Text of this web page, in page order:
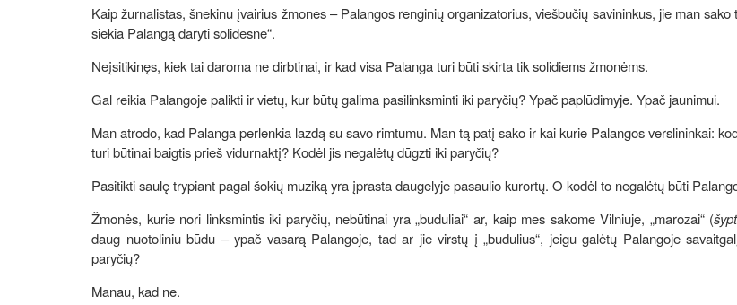
Kaip žurnalistas, šnekinu įvairius žmones – Palangos renginių organizatorius, viešbučių savininkus, jie man sako
siekia Palangą daryti solidesne“.
Neįsitikinęs, kiek tai daroma ne dirbtinai, ir kad visa Palanga turi būti skirta tik solidiems žmonėms.
Gal reikia Palangoje palikti ir vietų, kur būtų galima pasilinksminti iki paryčių? Ypač paplūdimyje. Ypač jaunimui.
Man atrodo, kad Palanga perlenkia lazdą su savo rimtumu. Man tą patį sako ir kai kurie Palangos verslininkai:
turi būtinai baigtis prieš vidurnaktį? Kodėl jis negalėtų dūgzti iki paryčių?
Pasitikti saulę trypiant pagal šokių muziką yra įprasta daugelyje pasaulio kurortų. O kodėl to negalėtų būti
Žmonės, kurie nori linksmintis iki paryčių, nebūtinai yra „buduliai“ ar, kaip mes sakome Vilniuje, „marozai“ (
daug nuotoliniu būdu – ypač vasarą Palangoje, tad ar jie virstų į „budulius“, jeigu galėtų Palangoje
paryčių?
Manau, kad ne.